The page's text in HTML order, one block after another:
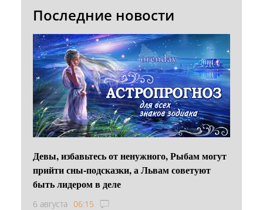
Последние новости
Девы, избавьтесь от ненужного, Рыбам могут
прийти сны-подсказки, а Львам советуют
быть лидером в деле
6 августа 06:15